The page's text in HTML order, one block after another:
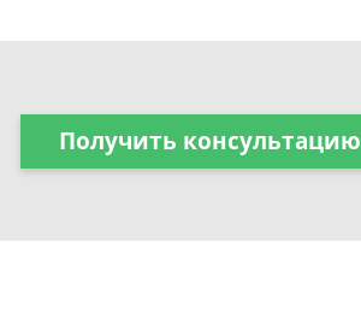
Получить консультацию